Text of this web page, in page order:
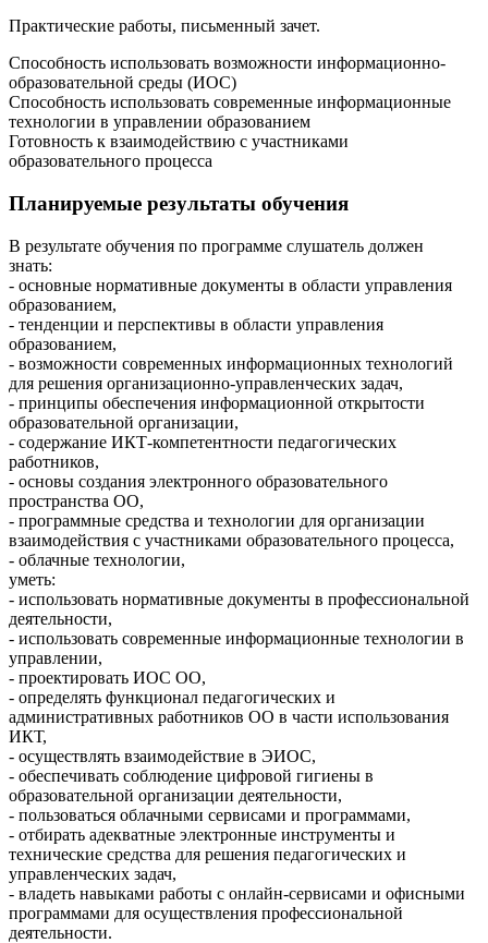
Практические работы, письменный зачет.
Способность использовать возможности информационно-
образовательной среды (ИОС)
Способность использовать современные информационные
технологии в управлении образованием
Готовность к взаимодействию с участниками
образовательного процесса
Планируемые результаты обучения
В результате обучения по программе слушатель должен
знать:
- основные нормативные документы в области управления
образованием,
- тенденции и перспективы в области управления
образованием,
- возможности современных информационных технологий
для решения организационно-управленческих задач,
- принципы обеспечения информационной открытости
образовательной организации,
- содержание ИКТ-компетентности педагогических
работников,
- основы создания электронного образовательного
пространства ОО,
- программные средства и технологии для организации
взаимодействия с участниками образовательного процесса,
- облачные технологии,
уметь:
- использовать нормативные документы в профессиональной
деятельности,
- использовать современные информационные технологии в
управлении,
- проектировать ИОС ОО,
- определять функционал педагогических и
административных работников ОО в части использования
ИКТ,
- осуществлять взаимодействие в ЭИОС,
- обеспечивать соблюдение цифровой гигиены в
образовательной организации деятельности,
- пользоваться облачными сервисами и программами,
- отбирать адекватные электронные инструменты и
технические средства для решения педагогических и
управленческих задач,
- владеть навыками работы с онлайн-сервисами и офисными
программами для осуществления профессиональной
деятельности.